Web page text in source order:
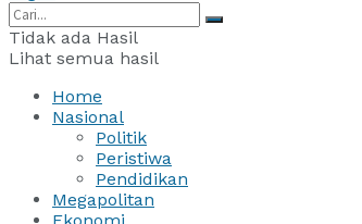
Tidak ada Hasil
Lihat semua hasil
Home
Nasional
Politik
Peristiwa
Pendidikan
Megapolitan
Ekonomi